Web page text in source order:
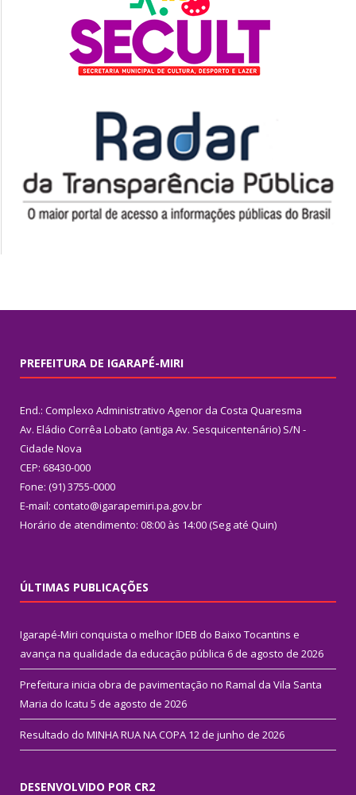
PREFEITURA DE IGARAPÉ-MIRI
End.: Complexo Administrativo Agenor da Costa Quaresma
Av. Eládio Corrêa Lobato (antiga Av. Sesquicentenário) S/N -
Cidade Nova
CEP: 68430-000
Fone: (91) 3755-0000
E-mail: contato@igarapemiri.pa.gov.br
Horário de atendimento: 08:00 às 14:00 (Seg até Quin)
ÚLTIMAS PUBLICAÇÕES
Igarapé-Miri conquista o melhor IDEB do Baixo Tocantins e
avança na qualidade da educação pública 6 de agosto de 2026
Prefeitura inicia obra de pavimentação no Ramal da Vila Santa
Maria do Icatu 5 de agosto de 2026
Resultado do MINHA RUA NA COPA 12 de junho de 2026
DESENVOLVIDO POR CR2